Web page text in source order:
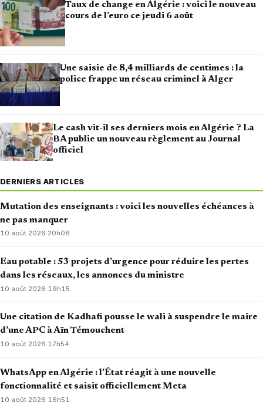
Taux de change en Algérie : voici le nouveau
cours de l’euro ce jeudi 6 août
Une saisie de 8,4 milliards de centimes : la
police frappe un réseau criminel à Alger
Le cash vit-il ses derniers mois en Algérie ? La
BA publie un nouveau règlement au Journal
officiel
DERNIERS ARTICLES
Mutation des enseignants : voici les nouvelles échéances à
ne pas manquer
10 août 2026·20h08
Eau potable : 53 projets d’urgence pour réduire les pertes
dans les réseaux, les annonces du ministre
10 août 2026· 19h15
Une citation de Kadhafi pousse le wali à suspendre le maire
d’une APC à Aïn Témouchent
10 août 2026·17h54
WhatsApp en Algérie : l’État réagit à une nouvelle
fonctionnalité et saisit officiellement Meta
10 août 2026· 16h51